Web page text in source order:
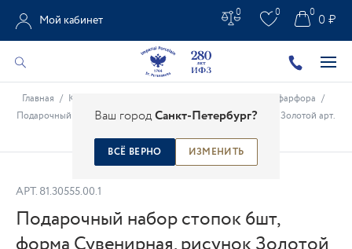
Ваш городСанкт-Петербург?
ВСЁ ВЕРНО ИЗМЕНИТЬ
Мой кабинет
0 0 0 ₽
0
Главная / Каталог Сувениры из фарфора /
Подарочный набор стопок 6шт, форма Сувенирная, рисунок Золотой арт.
АРТ. 81.30555.00.1
Подарочный набор стопок 6шт,